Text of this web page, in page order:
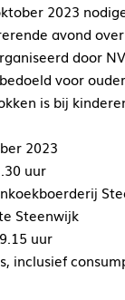
2023
avond
door
voor
is bij
2023
uur
Steenwijk
uur
inclusief